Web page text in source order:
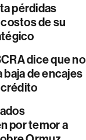
pérdidas
de su
dice que no
baja de encajes
por temor a